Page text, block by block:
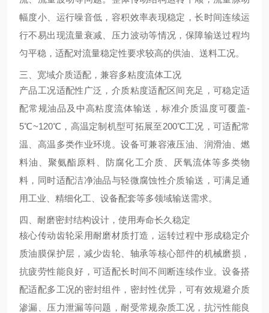
幅度小、运行噪音低，容积效率表现稳定，长时间连续运
行不易出现流量衰减、压力波动等情况，保障输送过程均
匀平稳，适配对流量稳定性要求较高的供油、送料工况。
三、宽域介质适配，兼容多粘度流体工况
产品工况适配性广泛，介质粘度适配区间充足，可稳定适
配常规油品及中高粘度流体输送，标准介质温度可覆盖-
5℃~120℃，高温定制机型可拓展至200℃工况，可适配常
温、高温多类作业环境。设备可兼容液压油、润滑油、燃
料油、聚氨酯原料、防腐化工介质、厌氧流体等多类物
料，同时适配洁净油品与轻微腐蚀性介质输送，可满足通
用工业、精细化工、设备配套等多领域输送需求。
四、耐磨密封结构设计，使用寿命长久稳定
核心传动齿轮采用耐磨材质打造，运转过程中形成稳定介
质油膜保护层，减少齿轮、轴承等核心部件的机械磨损，
抗疲劳性能良好，可适配长时间不间断连续作业。设备搭
配适配多工况的密封组件，密封性优异，可有效规避介质
渗漏、压力泄漏等问题，耐受常规杂质工况，抗污性能良